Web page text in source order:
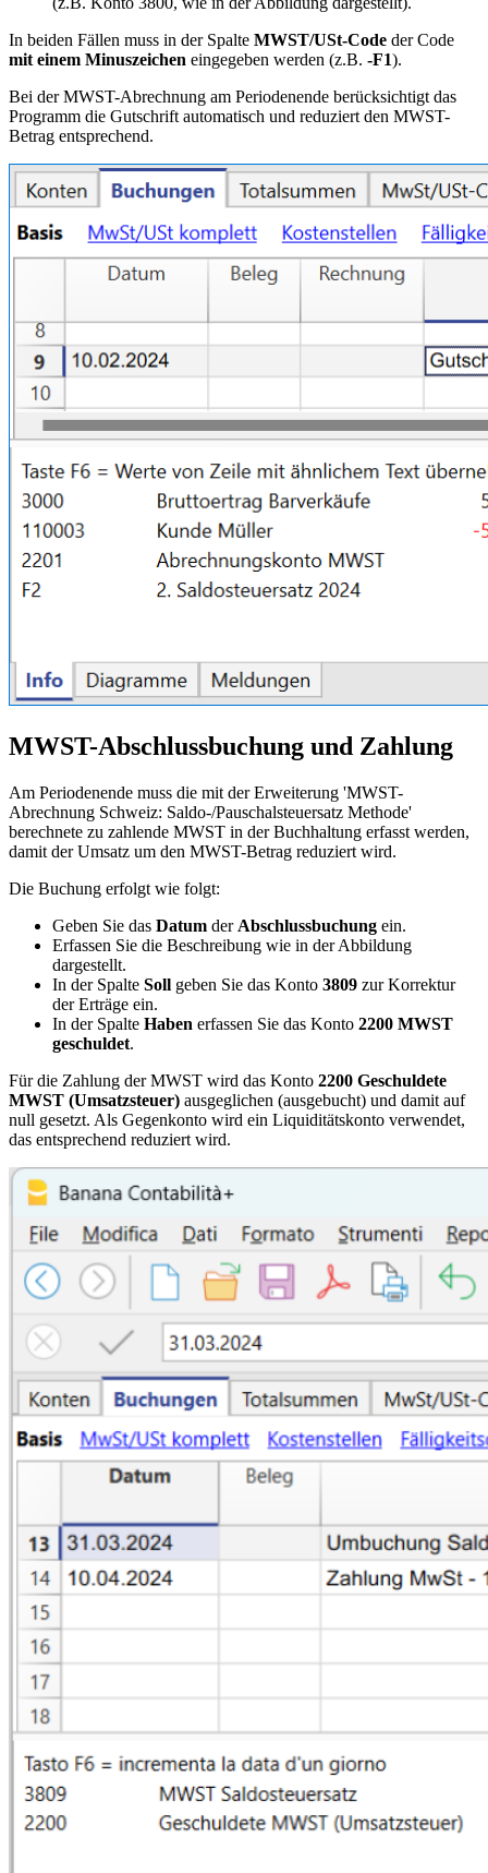
In beiden Fällen muss in der Spalte MWST/USt-Code der Code
mit einem Minuszeichen eingegeben werden (z.B. -F1).
Bei der MWST-Abrechnung am Periodenende berücksichtigt das
Programm die Gutschrift automatisch und reduziert den MWST-
Betrag entsprechend.
MWST-Abschlussbuchung und Zahlung
Am Periodenende muss die mit der Erweiterung 'MWST-
Abrechnung Schweiz: Saldo-/Pauschalsteuersatz Methode'
berechnete zu zahlende MWST in der Buchhaltung erfasst werden,
damit der Umsatz um den MWST-Betrag reduziert wird.
Die Buchung erfolgt wie folgt:
Geben Sie das Datum der Abschlussbuchung ein.
Erfassen Sie die Beschreibung wie in der Abbildung
dargestellt.
In der Spalte Soll geben Sie das Konto 3809 zur Korrektur
der Erträge ein.
In der Spalte Haben erfassen Sie das Konto 2200 MWST
geschuldet.
Für die Zahlung der MWST wird das Konto 2200 Geschuldete
MWST (Umsatzsteuer) ausgeglichen (ausgebucht) und damit auf
null gesetzt. Als Gegenkonto wird ein Liquiditätskonto verwendet,
das entsprechend reduziert wird.